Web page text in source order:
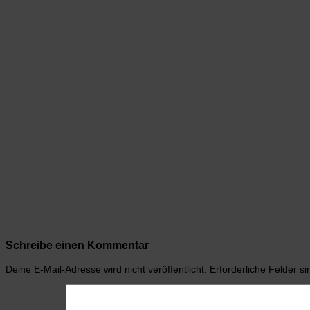
Schreibe einen Kommentar
Deine E-Mail-Adresse wird nicht veröffentlicht. Erforderliche Felder